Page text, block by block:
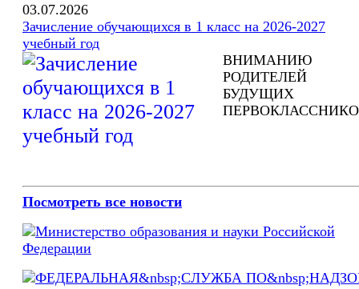
03.07.2026
Зачисление обучающихся в 1 класс на 2026-2027
учебный год
ВНИМАНИЮ
РОДИТЕЛЕЙ
БУДУЩИХ
Посмотреть все новости